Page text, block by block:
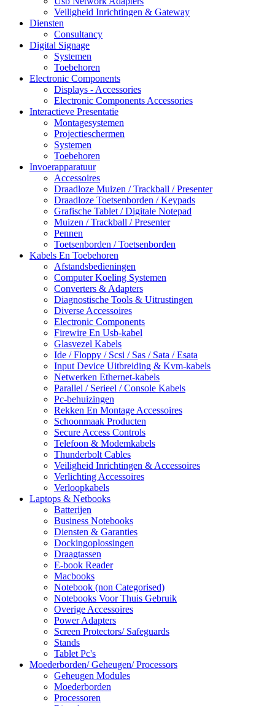
Veiligheid Inrichtingen & Gateway
Diensten
Consultancy
Digital Signage
Systemen
Toebehoren
Electronic Components
Displays - Accessories
Electronic Components Accessories
Interactieve Presentatie
Montagesystemen
Projectieschermen
Systemen
Toebehoren
Invoerapparatuur
Accessoires
Draadloze Muizen / Trackball / Presenter
Draadloze Toetsenborden / Keypads
Grafische Tablet / Digitale Notepad
Muizen / Trackball / Presenter
Pennen
Toetsenborden / Toetsenborden
Kabels En Toebehoren
Afstandsbedieningen
Computer Koeling Systemen
Converters & Adapters
Diagnostische Tools & Uitrustingen
Diverse Accessoires
Electronic Components
Firewire En Usb-kabel
Glasvezel Kabels
Ide / Floppy / Scsi / Sas / Sata / Esata
Input Device Uitbreiding & Kvm-kabels
Netwerken Ethernet-kabels
Parallel / Serieel / Console Kabels
Pc-behuizingen
Rekken En Montage Accessoires
Schoonmaak Producten
Secure Access Controls
Telefoon & Modemkabels
Thunderbolt Cables
Veiligheid Inrichtingen & Accessoires
Verlichting Accessoires
Verloopkabels
Laptops & Netbooks
Batterijen
Business Notebooks
Diensten & Garanties
Dockingoplossingen
Draagtassen
E-book Reader
Macbooks
Notebook (non Categorised)
Notebooks Voor Thuis Gebruik
Overige Accessoires
Power Adapters
Screen Protectors/ Safeguards
Stands
Tablet Pc's
Moederborden/ Geheugen/ Processors
Geheugen Modules
Moederborden
Processoren